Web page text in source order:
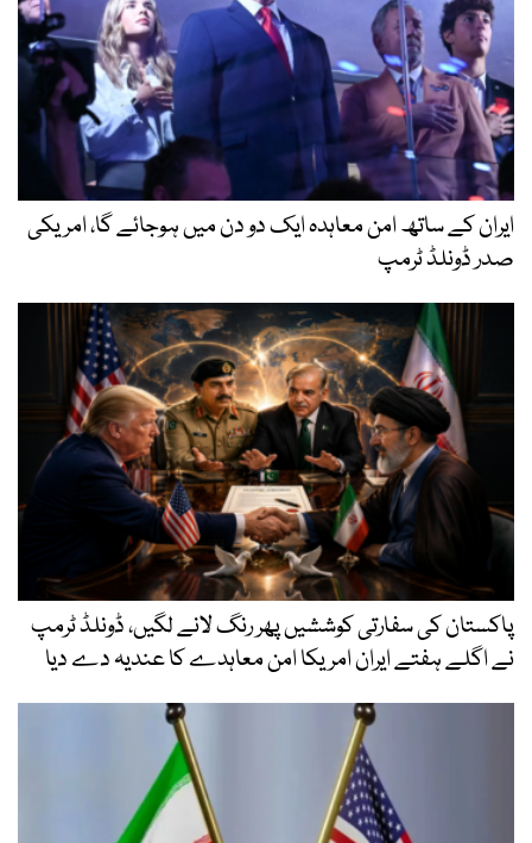
ایران کے ساتھ امن معاہدہ ایک دو دن میں ہوجائے گا، امریکی
صدر ڈونلڈ ٹرمپ
پاکستان کی سفارتی کوششیں پھر رنگ لانے لگیں، ڈونلڈ ٹرمپ
نے اگلے ہفتے ایران امریکا امن معاہدے کا عندیہ دے دیا